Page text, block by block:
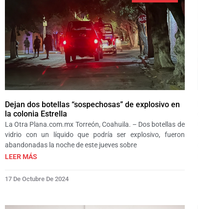
Dejan dos botellas “sospechosas” de explosivo en
la colonia Estrella
La Otra Plana.com.mx Torreón, Coahuila. – Dos botellas de
vidrio con un líquido que podría ser explosivo, fueron
abandonadas la noche de este jueves sobre
LEER MÁS
17 De Octubre De 2024